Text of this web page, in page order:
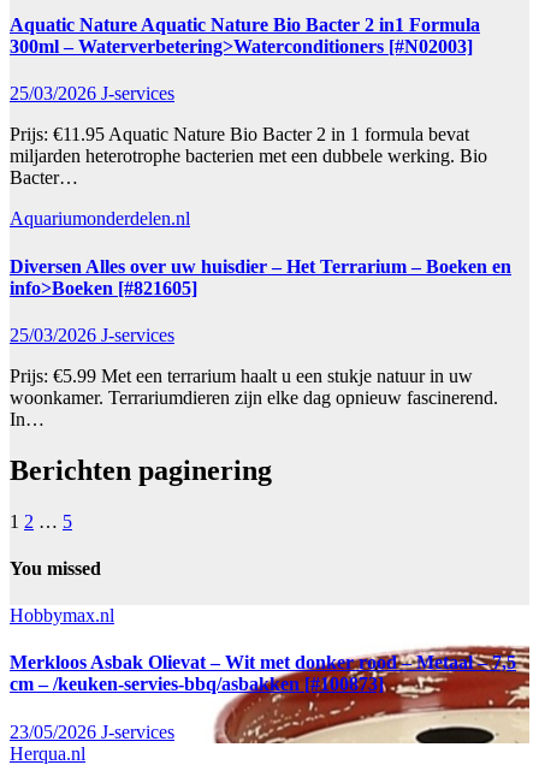
Aquatic Nature Aquatic Nature Bio Bacter 2 in1 Formula
300ml – Waterverbetering>Waterconditioners [#N02003]
25/03/2026 J-services
Prijs: €11.95 Aquatic Nature Bio Bacter 2 in 1 formula bevat
miljarden heterotrophe bacterien met een dubbele werking. Bio
Bacter…
Aquariumonderdelen.nl
Diversen Alles over uw huisdier – Het Terrarium – Boeken en
info>Boeken [#821605]
25/03/2026 J-services
Prijs: €5.99 Met een terrarium haalt u een stukje natuur in uw
woonkamer. Terrariumdieren zijn elke dag opnieuw fascinerend.
In…
Berichten paginering
1 2 … 5
You missed
Hobbymax.nl
Merkloos Asbak Olievat – Wit met donker rood – Metaal – 7,5
cm – /keuken-servies-bbq/asbakken [#100873]
23/05/2026 J-services
Herqua.nl